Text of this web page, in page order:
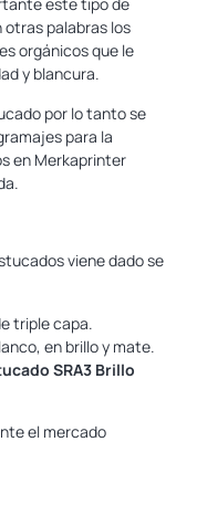
otras palabras los
orgánicos que le
y blancura.
por lo tanto se
para la
en Merkaprinter
viene dado se
triple capa.
en brillo y mate.
SRA3 Brillo
el mercado